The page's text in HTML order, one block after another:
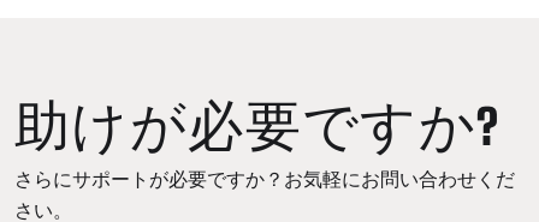
助けが必要ですか?
さらにサポートが必要ですか？お気軽にお問い合わせくだ
さい。